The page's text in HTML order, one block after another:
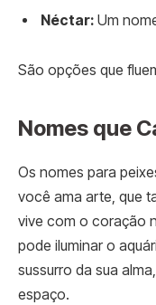
Néctar: Um
São opções que
Nomes que
Os nomes para
você ama arte, que
vive com o coração
pode iluminar o
sussurro da sua
espaço.